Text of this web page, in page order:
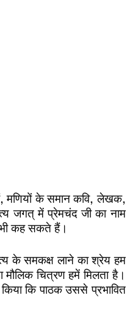
मणियों के समान कवि, लेखक,
जगत् में प्रेमचंद जी का नाम
भी कह सकते हैं।
के समकक्ष लाने का श्रेय हम
चित्रण हमें मिलता है।
कि पाठक उससे प्रभावित